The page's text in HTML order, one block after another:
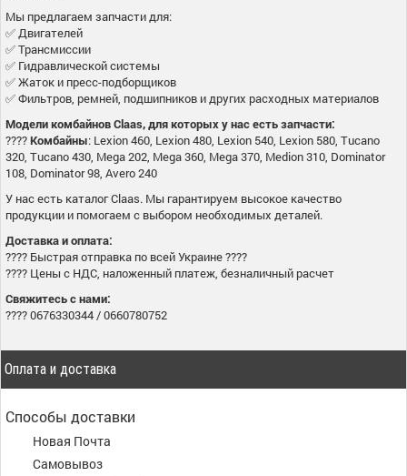
Мы предлагаем запчасти для:
✅ Двигателей
✅ Трансмиссии
✅ Гидравлической системы
✅ Жаток и пресс-подборщиков
✅ Фильтров, ремней, подшипников и других расходных материалов
Модели комбайнов Claas, для которых у нас есть запчасти:
????Комбайны: Lexion 460, Lexion 480, Lexion 540, Lexion 580, Tucano
320, Tucano 430, Mega 202, Mega 360, Mega 370, Medion 310, Dominator
108, Dominator 98, Avero 240
У нас есть каталог Claas. Мы гарантируем высокое качество
продукции и помогаем с выбором необходимых деталей.
Доставка и оплата:
???? Быстрая отправка по всей Украине ????
???? Цены с НДС, наложенный платеж, безналичный расчет
Свяжитесь с нами:
???? 0676330344 / 0660780752
Оплата и доставка
Способы доставки
Новая Почта
Самовывоз